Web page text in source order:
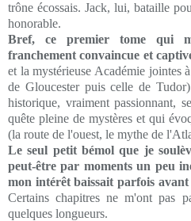
trône écossais. Jack, lui, bataille
honorable.
Bref, ce premier tome qui
franchement convaincue et
et la mystérieuse Académie jointes
de Gloucester puis celle de
historique, vraiment passionnant,
quête pleine de mystères et qui
(la route de l'ouest, le mythe de
Le seul petit bémol que je
peut-être par moments un peu
mon intérêt baissait parfois
Certains chapitres ne m'ont pas
quelques longueurs.